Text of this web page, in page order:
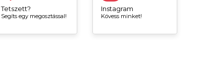
Tetszett?
Segíts egy megosztással!
Instagram
Kövess minket!